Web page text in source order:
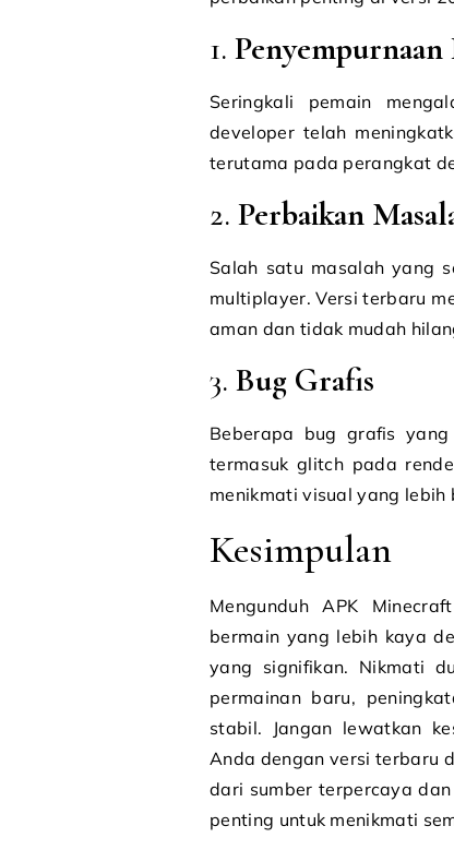
1.
Seringkali pemain
developer telah
terutama pada perangkat
2. Perbaikan
Salah satu masalah yang
multiplayer. Versi terbaru
aman dan tidak mudah
3. Bug Grafis
Beberapa bug grafis
termasuk glitch pada
menikmati visual yang lebih
Kesimpulan
Mengunduh APK
bermain yang lebih kaya
yang signifikan. Nikmati
permainan baru,
stabil. Jangan lewatkan
Anda dengan versi terbaru
dari sumber terpercaya
penting untuk menikmati